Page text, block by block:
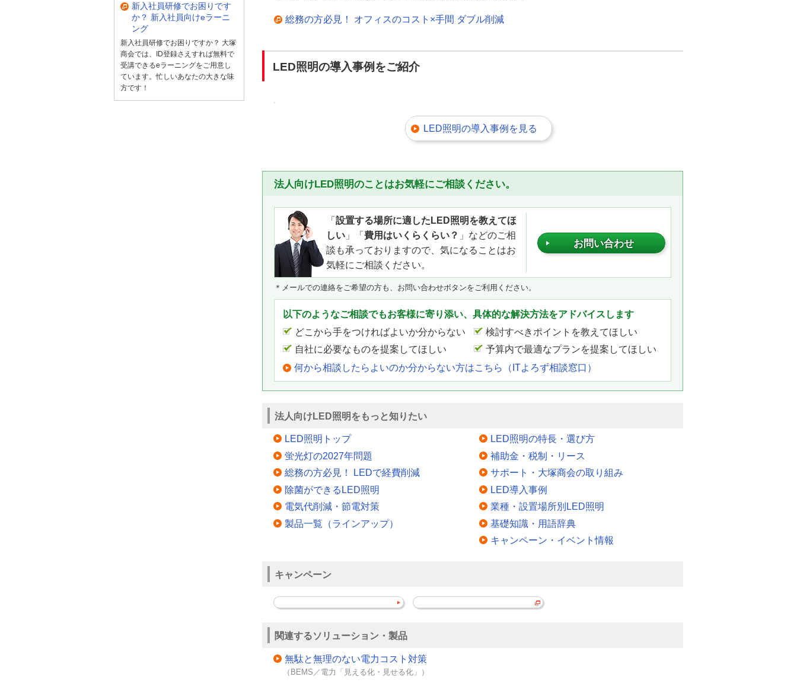
総務の方必見！ オフィスのコスト×手間 ダブル削減
LED照明の導入事例をご紹介
LED照明の導入事例を見る
法人向けLED照明のことはお気軽にご相談ください。
「 設置する場所に適したLED照明を教えてほ
しい 」「 費用はいくらくらい？ 」などのご相
談も承っておりますので、気になることはお
気軽にご相談ください。
お問い合わせ
＊メールでの連絡をご希望の方も、お問い合わせボタンをご利用ください。
以下のようなご相談でもお客様に寄り添い、具体的な解決方法をアドバイスします
どこから手をつければよいか分からない
検討すべきポイントを教えてほしい
自社に必要なものを提案してほしい
予算内で最適なプランを提案してほしい
何から相談したらよいのか分からない方はこちら（ITよろず相談窓口）
法人向けLED照明をもっと知りたい
LED照明トップ
蛍光灯の2027年問題
総務の方必見！ LEDで経費削減
除菌ができるLED照明
電気代削減・節電対策
製品一覧（ラインアップ）
LED照明の特長・選び方
補助金・税制・リース
サポート・大塚商会の取り組み
LED導入事例
業種・設置場所別LED照明
基礎知識・用語辞典
キャンペーン・イベント情報
キャンペーン
関連するソリューション・製品
無駄と無理のない電力コスト対策
（BEMS／電力「見える化・見せる化」）
新入社員研修でお困りです
か？ 新入社員向けeラーニ
ング
新入社員研修でお困りですか？ 大塚
商会では、ID登録さえすれば無料で
受講できるeラーニングをご用意し
ています。忙しいあなたの大きな味
方です！